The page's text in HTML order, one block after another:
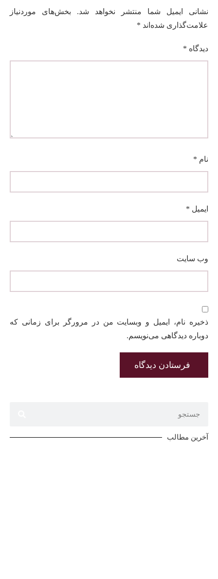
نشانی ایمیل شما منتشر نخواهد شد.
بخش‌های موردنیاز
علامت‌گذاری شده‌اند *
دیدگاه *
نام *
ایمیل *
وب‌ سایت
ذخیره نام، ایمیل و وبسایت من در مرورگر برای زمانی که
دوباره دیدگاهی می‌نویسم.
آخرین مطالب